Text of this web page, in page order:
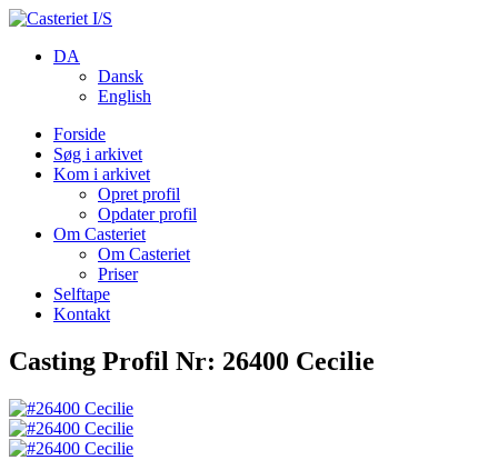
DA
Dansk
English
Forside
Søg i arkivet
Kom i arkivet
Opret profil
Opdater profil
Om Casteriet
Om Casteriet
Priser
Selftape
Kontakt
Casting Profil Nr: 26400 Cecilie